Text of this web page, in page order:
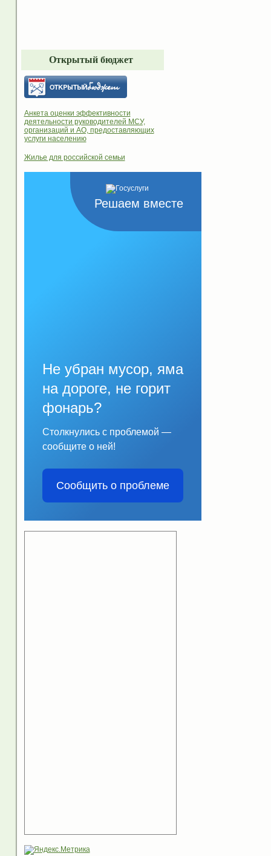
Открытый бюджет
Анкета оценки эффективности
деятельности руководителей МСУ,
организаций и АО, предоставляющих
услуги населению
Жилье для российской семьи
Решаем вместе
Не убран мусор, яма
на дороге, не горит
фонарь?
Столкнулись с проблемой —
сообщите о ней!
Сообщить о проблеме